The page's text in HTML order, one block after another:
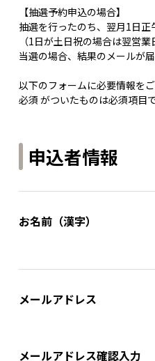
【抽選予約申込の場合】
抽選を行ったのち、翌月1日正
（1日が土日祝の場合は翌営業
当選の場合、結果のメールが
以下のフォームに必要情報を
必須 がついたものは必須項目
申込者情報
お名前（漢字）
メールアドレス
メールアドレス確認入力